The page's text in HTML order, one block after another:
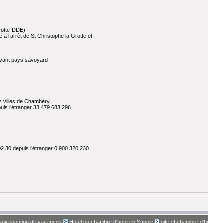
DDE)
l’arrêt de St Christophe la Grotte et
pays savoyard
de Chambéry, ...
l’étranger 33 479 683 296
30 depuis l’étranger 0 900 320 230
location de vacances Hotel ou chambre d'hote en Savoie gite et chambre